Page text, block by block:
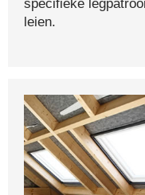
specifieke
leien.